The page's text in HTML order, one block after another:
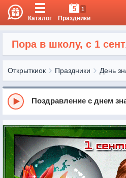
Каталог
5 1
Праздники
Пора в школу, с 1
Открыткиок Праздники День
Поздравление с днем